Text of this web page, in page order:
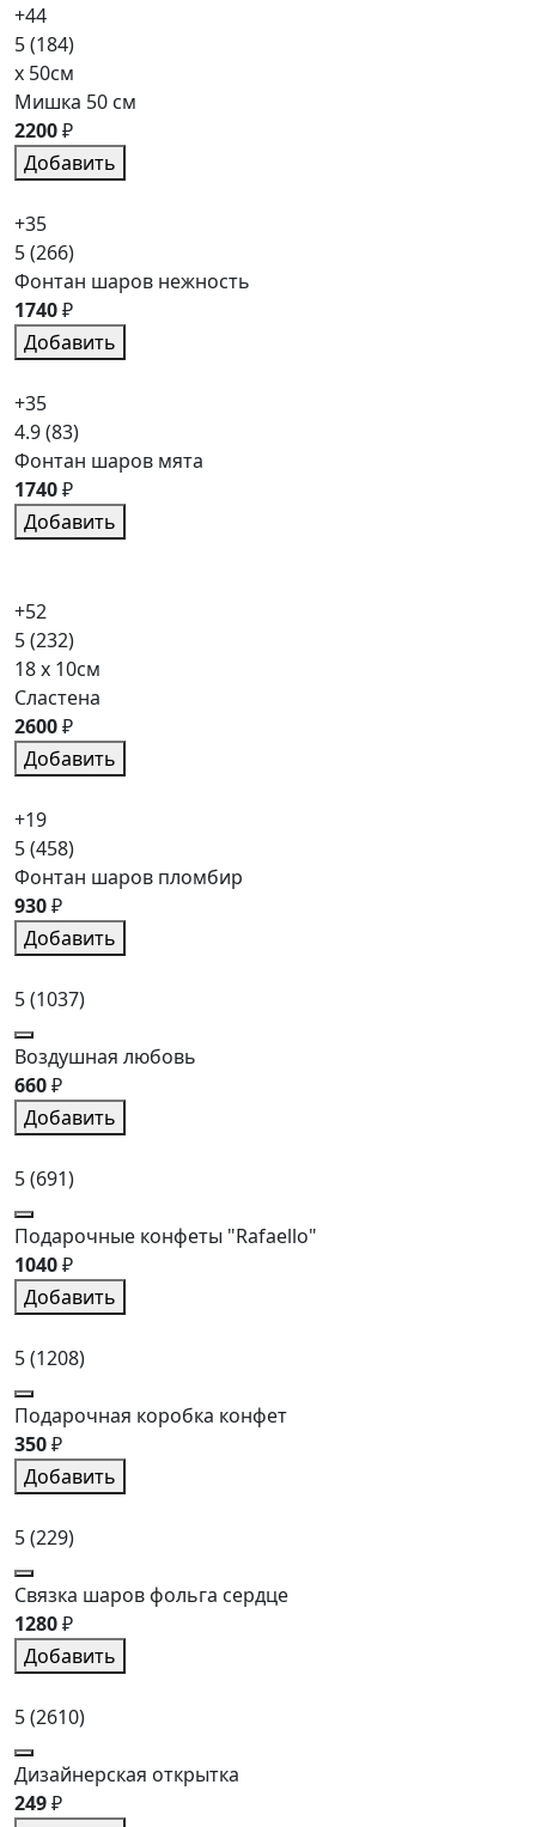
+44
5(184)
x 50см
Мишка 50 см
2200₽
Добавить
+35
5(266)
Фонтан шаров нежность
1740₽
Добавить
+35
4.9(83)
Фонтан шаров мята
1740₽
Добавить
+52
5(232)
18 x 10см
Сластена
2600₽
Добавить
+19
5(458)
Фонтан шаров пломбир
930₽
Добавить
5(1037)
Воздушная любовь
660₽
Добавить
5(691)
Подарочные конфеты "Rafaello"
1040₽
Добавить
5(1208)
Подарочная коробка конфет
350₽
Добавить
5(229)
Связка шаров фольга сердце
1280₽
Добавить
5(2610)
Дизайнерская открытка
249₽